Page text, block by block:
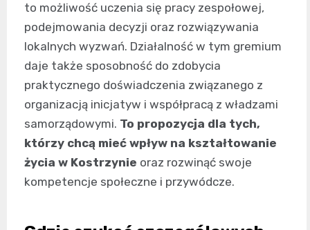
to możliwość uczenia się pracy zespołowej,
podejmowania decyzji oraz rozwiązywania
lokalnych wyzwań. Działalność w tym gremium
daje także sposobność do zdobycia
praktycznego doświadczenia związanego z
organizacją inicjatyw i współpracą z władzami
samorządowymi. To propozycja dla tych,
którzy chcą mieć wpływ na kształtowanie
życia w Kostrzynie oraz rozwinąć swoje
kompetencje społeczne i przywódcze.